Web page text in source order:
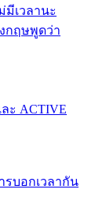
มีเวลานะ
กฤษพูดว่า
ะ ACTIVE
รบอกเวลากัน